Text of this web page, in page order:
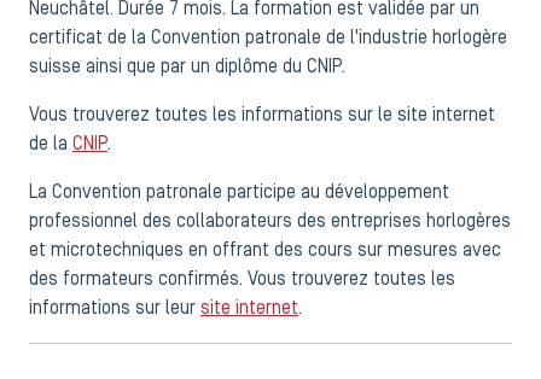
Neuchâtel. Durée 7 mois. La formation est validée par un
certificat de la Convention patronale de l'industrie horlogère
suisse ainsi que par un diplôme du CNIP.
Vous trouverez toutes les informations sur le site internet
de la CNIP.
La Convention patronale participe au développement
professionnel des collaborateurs des entreprises horlogères
et microtechniques en offrant des cours sur mesures avec
des formateurs confirmés. Vous trouverez toutes les
informations sur leur site internet.